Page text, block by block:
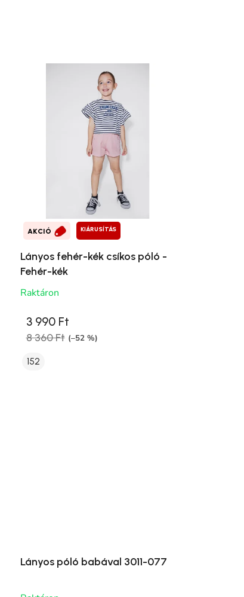
AKCIÓ KIÁRUSÍTÁS
Lányos fehér-kék csíkos póló -
Fehér-kék
Raktáron
3 990 Ft
8 360 Ft (–52 %)
152
Lányos póló babával 3011-077